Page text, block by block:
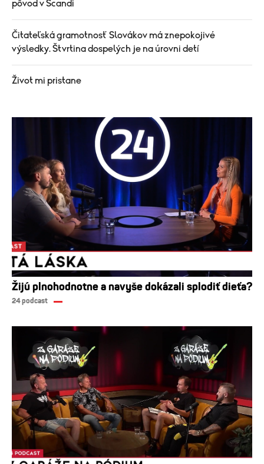
pôvod v Scandi
Čitateľská gramotnosť Slovákov má znepokojivé
výsledky. Štvrtina dospelých je na úrovni detí
Život mi pristane
Žijú plnohodnotne a navyše dokázali splodiť dieťa?
24 podcast